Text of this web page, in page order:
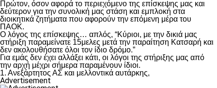
Πρώτον, όσον αφορά το περιεχόμενο της επίσκεψης μας και
δεύτερον για την συνολική μας στάση και εμπλοκή στα
διοικητικά ζητήματα που αφορούν την επόμενη μέρα του
ΠΑΟΚ.
Ο λόγος της επίσκεψης… απλός, “Κύριοι, με την δικιά μας
στήριξη παραμείνατε 15μελες μετά την παραίτηση Κατσαρή και
δεν ακολουθήσατε όλοι τον ίδιο δρόμο.”
Για εμάς δεν έχει αλλάξει κάτι, οι λόγοι της στήριξης μας από
την αρχή μέχρι σήμερα παραμένουν ίδιοι.
1. Ανεξάρτητος ΑΣ και μελλοντικά αυτάρκης,
Advertisement